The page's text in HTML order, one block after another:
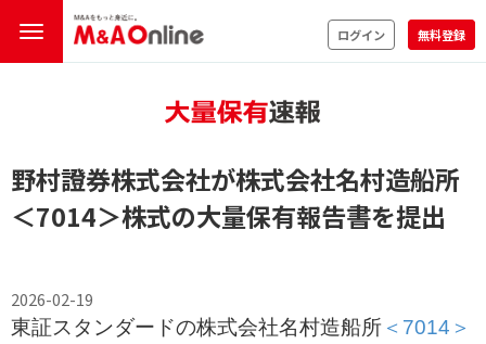
ログイン 無料登録
野村證券株式会社が株式会社名村造船所
＜7014＞株式の大量保有報告書を提出
2026-02-19
東証スタンダードの株式会社名村造船所 ＜7014＞